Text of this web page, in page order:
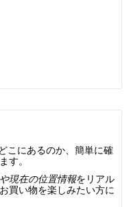
こにあるのか、簡単に確
す。
現在の位置情報をリアル
買い物を楽しみたい方に